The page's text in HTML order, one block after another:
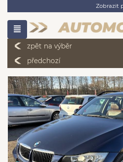
Zobrazit
zpět na výběr
předchozí